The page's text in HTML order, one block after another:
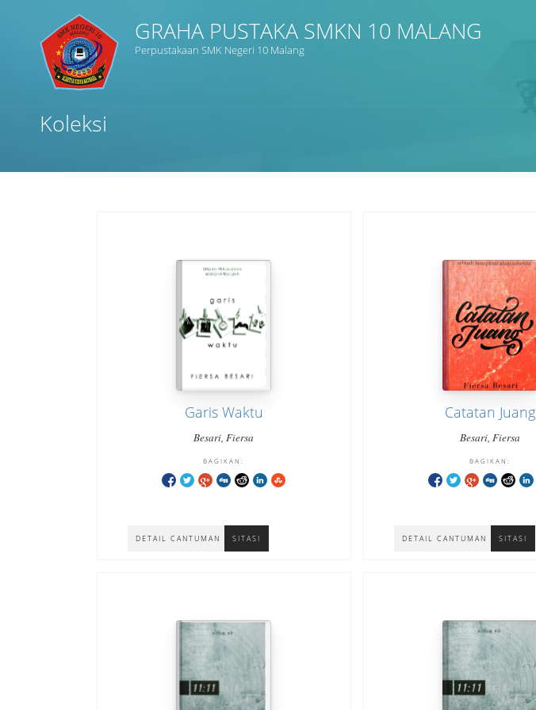
GRAHA PUSTAKA SMKN 10 MALANG
Perpustakaan SMK Negeri 10 Malang
Koleksi
Garis Waktu
Besari, Fiersa
DETAIL CANTUMAN SITASI
BAGIKAN:
Catatan Juang
Besari, Fiersa
DETAIL CANTUMAN SITASI
BAGIKAN: